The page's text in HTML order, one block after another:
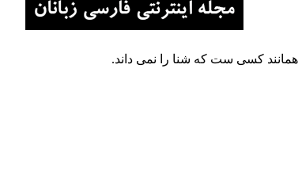
همانند کسی ست که شنا را نمی داند.